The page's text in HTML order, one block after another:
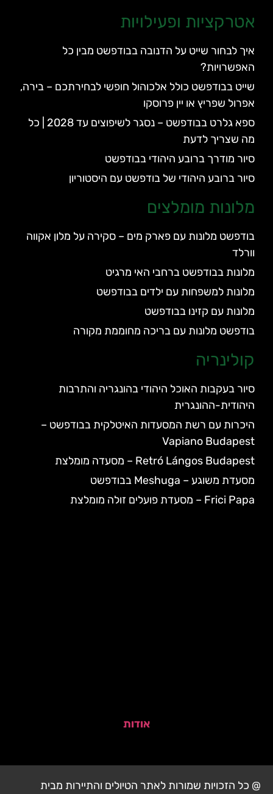
אטרקציות ופעילויות
איך לבחור שייט על הדנובה בבודפשט מבין כל
האפשרויות?
שייט בבודפשט כולל אלכוהול חופשי לבחירתכם – בירה,
אפרול שפריץ או יין פרוסקו
ספא גלרט בבודפשט – נסגר לשיפוצים עד 2028 | כל
מה שצריך לדעת
סיור מודרך ברובע היהודי בבודפשט
סיור ברובע היהודי של בודפשט עם היסטוריון
מלונות מומלצים
בודפשט מלונות עם פארק מים – סקירה על מלון אקווה
וורלד
מלונות בבודפשט ברחבי האי מרגיט
מלונות למשפחות עם ילדים בבודפשט
מלונות עם קזינו בבודפשט
בודפשט מלונות עם בריכה מחוממת מקורה
קולינריה
סיור בעקבות האוכל היהודי בהונגריה והתרבות
היהודית-ההונגרית
היכרות עם רשת המסעדות האיטלקית בבודפשט –
Vapiano Budapest
Retró Lángos Budapest – מסעדה מומלצת
מסעדת משוגע – Meshuga בבודפשט
Frici Papa – מסעדת פועלים זולה מומלצת
אודות
@ כל הזכויות שמורות לאתר הטיולים והתיירות מבית